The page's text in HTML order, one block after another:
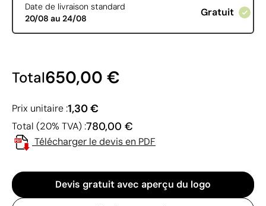
Date de livraison standard
20/08 au 24/08
Gratuit
Total650,00 €
Prix unitaire :1,30 €
Total (20% TVA) :780,00 €
Télécharger le devis en PDF
Devis gratuit avec aperçu du logo